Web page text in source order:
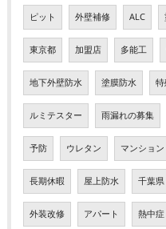
ピット 外壁補修 ALC
東京都 加盟店 多能工
地下外壁防水 塗膜防水 特
ルミテスター 雨漏れの募集
予防 ウレタン マンション
長期休暇 屋上防水 千葉県
外装改修 アパート 熱中症